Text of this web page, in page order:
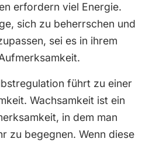
erfordern viel Energie.
sich zu beherrschen und
sei es in ihrem
führt zu einer
Wachsamkeit ist ein
in dem man
zu begegnen. Wenn diese